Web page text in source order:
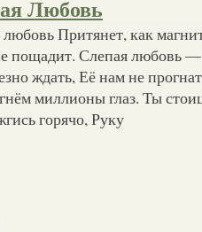
Любовь
Притянет, как
пощадит. Слепая любовь —
ждать, Её нам не
миллионы глаз. Ты
горячо, Руку